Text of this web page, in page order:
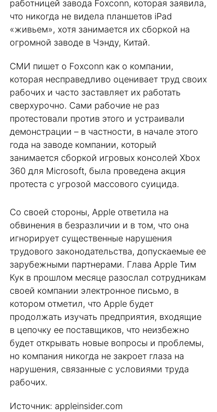
работницей завода Foxconn, которая заявила,
что никогда не видела планшетов iPad
«живьем», хотя занимается их сборкой на
огромной заводе в Чэнду, Китай.
СМИ пишет о Foxconn как о компании,
которая несправедливо оценивает труд своих
рабочих и часто заставляет их работать
сверхурочно. Сами рабочие не раз
протестовали против этого и устраивали
демонстрации – в частности, в начале этого
года на заводе компании, который
занимается сборкой игровых консолей Xbox
360 для Microsoft, была проведена акция
протеста с угрозой массового суицида.
Со своей стороны, Apple ответила на
обвинения в безразличии и в том, что она
игнорирует существенные нарушения
трудового законодательства, допускаемые ее
зарубежными партнерами. Глава Apple Тим
Кук в прошлом месяце разослал сотрудникам
своей компании электронное письмо, в
котором отметил, что Apple будет
продолжать изучать предприятия, входящие
в цепочку ее поставщиков, что неизбежно
будет открывать новые вопросы и проблемы,
но компания никогда не закроет глаза на
нарушения, связанные с условиями труда
рабочих.
Источник: appleinsider.com